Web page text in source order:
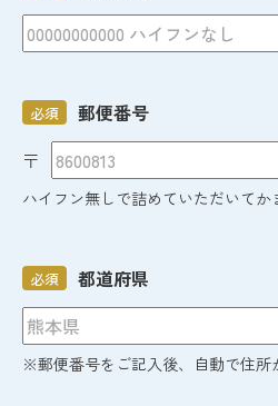
郵便番号
必須
〒
ハイフン無しで詰めていただいてか
都道府県
必須
※郵便番号をご記入後、自動で住所